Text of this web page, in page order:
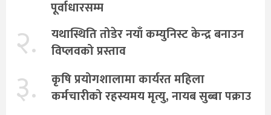
पूर्वाधारसम्म
२.
यथास्थिति तोडेर नयाँ कम्युनिस्ट केन्द्र बनाउन
विप्लवको प्रस्ताव
३.
कृषि प्रयोगशालामा कार्यरत महिला
कर्मचारीको रहस्यमय मृत्यु, नायब सुब्बा पक्राउ